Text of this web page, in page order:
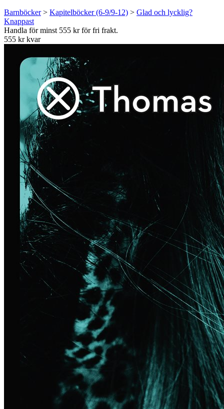
Barnböcker> Kapitelböcker (6-9/9-12) > Glad och lycklig?
Knappast
Handla för minst 555 kr för fri frakt.
555 kr kvar